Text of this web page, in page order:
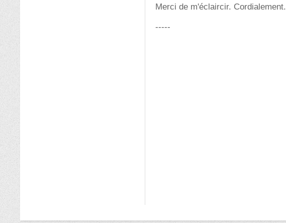
Merci de m'éclaircir. Cordialement.
-----